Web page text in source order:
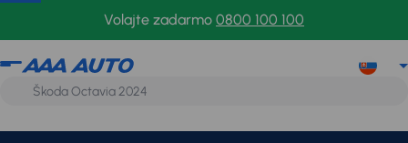
Volajte zadarmo 0800 100 100